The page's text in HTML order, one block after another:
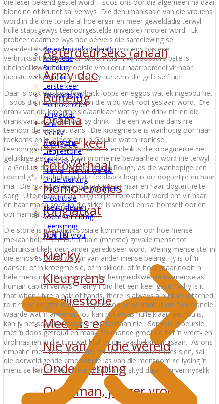
Agterdeurseks (anaal)
Army dae
Buitelug
Drama
Eerste keer
Fotoverhaal
Homo-eroties
Jonglatkat
Jonk
Kienky
Kleurgrens
Liedjiestorie
Meer as een
Nie van hierdie wêreld
Onderwerping
Ouer man, jonger vroue
Agterdeurseks (anaal)
Army dae
Buitelug
Drama
Eerste keer
Fotoverhaal
Homo-eroties
Jonglatkat
Jonk
Kienky
Kleurgrens
Liedjiestorie
Meer as een
Nie van hierdie wêreld
Onderwerping
Ouer man, jonger vroue
Prostitusie
Skelm plesier
Soete verleiding
Teensinnig
Vrou lief vrou
die leser bekend gestel word – soos ons oor die algemeen na daai
blondine of brunet sal verwys Die dehumanisasie van die vrouens
word in die drie tonele al hoe erger en meer geweldadig terwyl
hulle stapsgewys teenoorgestelde (inversie) mooier word. Ek
probeer daarmee wys hoe pervers die samelewing se
waardestelsel is wat daartoe lei dat vrouens basiese
verbruiksartikels word en skoonheid ‘n verkoopbare bate is –
uiteindelik word die mooiste vrou deur haar bordeel vir haar
dienste verkoop en ontvang sy nie eens die geld self nie.
Daar is ook verskeie feedback loops en eggos wat ek ingebou het
– soos die rooi windmeul en die vrou wat rooi geslaan word. Die
drank van die kroegmeisie/aanklaer wat sy nie drink nie en die
drank van La Goulue wat sy drink – die een wat nie dans nie
teenoor die een wat dans. Die kroegmeisie is wanhopig oor haar
toekoms en is jaloers op La Goulue wat ‘n ironiese
teenoorgestelde uitmaak want uiteindelik is die kroegmeisie die
gelukkige een omdat haar drome nie bewaarheid word nie terwyl
La Goulue, die ster van die Moulin Rouge, as die wanhopige een
opeindig*. Die belangrikste feedback loop is die dogtertjie en haar
ma. Die ma word ‘n prostituut om vir haar en haar dogtertjie te
sorg. Uiteindelik sal die dogtertjie ‘n prostituut word om vir haar
en haar ma te sorg en die sirkel is voltooi en sal homself oor en
oor herhaal.
Die storie is uiteindelik sosiale kommentaar oor hoe mense
mekaar beleef en hoe, in baie (meeste) gevalle mense tot
gebruiksartikels deur ander gereduseer word. Weinig mense stel in
die emosies of die welsyn van ander mense belang. Jy is of ‘n
danser, of ‘n kroegmeisie, of ‘n skilder, of ‘n hoer maar nooit ‘n
hele mens nie. Daar word in die besigheidswêreld na mense as
human capital verwys. Henry Ford het een keer gesê: “Why is it
that when I hire a pair of hands, there is always a human attached
to it?” Die enigste rede vir ‘n persoon se bestaan is die funksionele
waarde wat ‘n ander uit jou kan put en as hulle klaar met jou is,
kan jy net sowel verdwyn of nie bestaan nie. Soms is ‘n beursie
met ‘n doos getroud en maak 2½ monde groot en het ‘n vreet- en
drolmasjien in die tuin wat blaf vir die raasbekke langsaan. As ons
empatie met almal moes hê, en almal as mense moes sien, sal
die oorweldigende emosionele las van die mensdom se lyding ‘n
mens se hart breek. Treurigheid sal vir altyd duur – onvermydelik.